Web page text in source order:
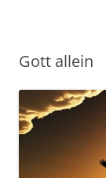
Gott allein